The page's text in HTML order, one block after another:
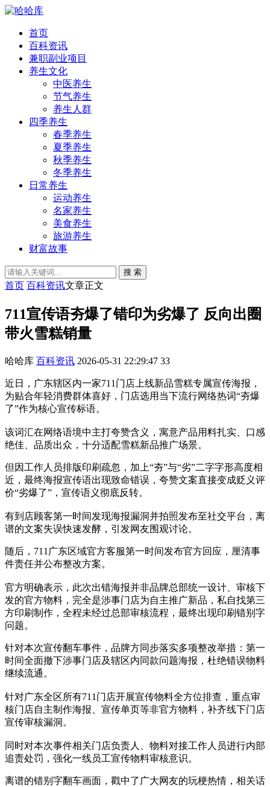
首页
百科资讯
兼职副业项目
养生文化
中医养生
节气养生
养生人群
四季养生
春季养生
夏季养生
秋季养生
冬季养生
日常养生
运动养生
名家养生
美食养生
旅游养生
财富故事
搜 索
首页 百科资讯文章正文
711宣传语夯爆了错印为劣爆了 反向出圈
带火雪糕销量
哈哈库 百科资讯 2026-05-31 22:29:47 33
近日，广东辖区内一家711门店上线新品雪糕专属宣传海报，
为贴合年轻消费群体喜好，门店选用当下流行网络热词“夯爆
了”作为核心宣传标语。
该词汇在网络语境中主打夸赞含义，寓意产品用料扎实、口感
绝佳、品质出众，十分适配雪糕新品推广场景。
但因工作人员排版印刷疏忽，加上“夯”与“劣”二字字形高度相
近，最终海报宣传语出现致命错误，夸赞文案直接变成贬义评
价“劣爆了”，宣传语义彻底反转。
有到店顾客第一时间发现海报漏洞并拍照发布至社交平台，离
谱的文案失误快速发酵，引发网友围观讨论。
随后，711广东区域官方客服第一时间发布官方回应，厘清事
件责任并公布整改方案。
官方明确表示，此次出错海报并非品牌总部统一设计、审核下
发的官方物料，完全是涉事门店为自主推广新品，私自找第三
方印刷制作，全程未经过总部审核流程，最终出现印刷错别字
问题。
针对本次宣传翻车事件，品牌方同步落实多项整改举措：第一
时间全面撤下涉事门店及辖区内同款问题海报，杜绝错误物料
继续流通。
针对广东全区所有711门店开展宣传物料全方位排查，重点审
核门店自主制作海报、宣传单页等非官方物料，补齐线下门店
宣传审核漏洞。
同时对本次事件相关门店负责人、物料对接工作人员进行内部
追责处罚，强化一线员工宣传物料审核意识。
离谱的错别字翻车画面，戳中了广大网友的玩梗热情，相关话